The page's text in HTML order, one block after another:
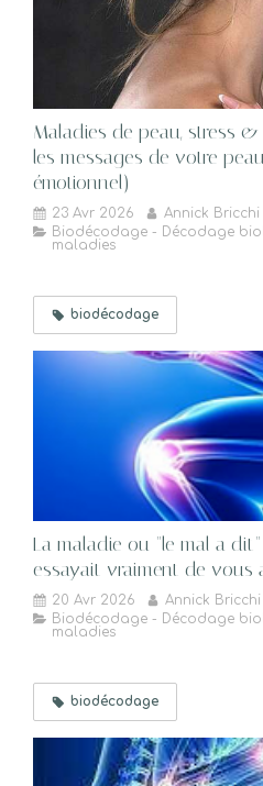
Maladies de peau, stress
les messages de votre
émotionnel)
23 Avr 2026
Annick Bricchi
Biodécodage - Décodage
maladies
biodécodage
La maladie ou "le mal a
essayait vraiment de vous
20 Avr 2026
Annick Bricchi
Biodécodage - Décodage
maladies
biodécodage